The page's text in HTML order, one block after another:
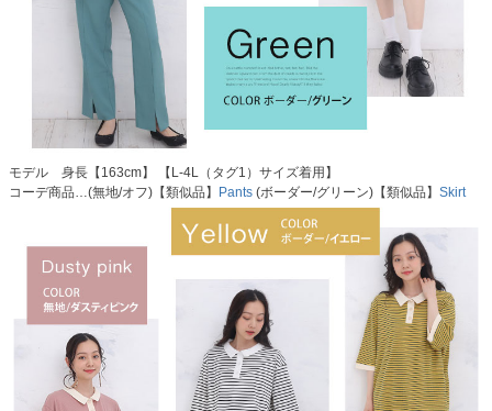
モデル 身長【163cm】 【L-4L（タグ1）サイズ着用】
コーデ商品…(無地/オフ)【類似品】
Pants (ボーダー/グリーン)【類似品】 Skirt